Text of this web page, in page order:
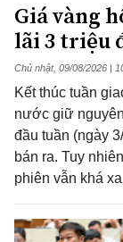
Giá vàng
lãi 3 triệu
Chủ nhật, 09/08/2026 |
Kết thúc tuần
nước giữ
đầu tuần (ngày
bán ra. Tuy
phiên vẫn khá